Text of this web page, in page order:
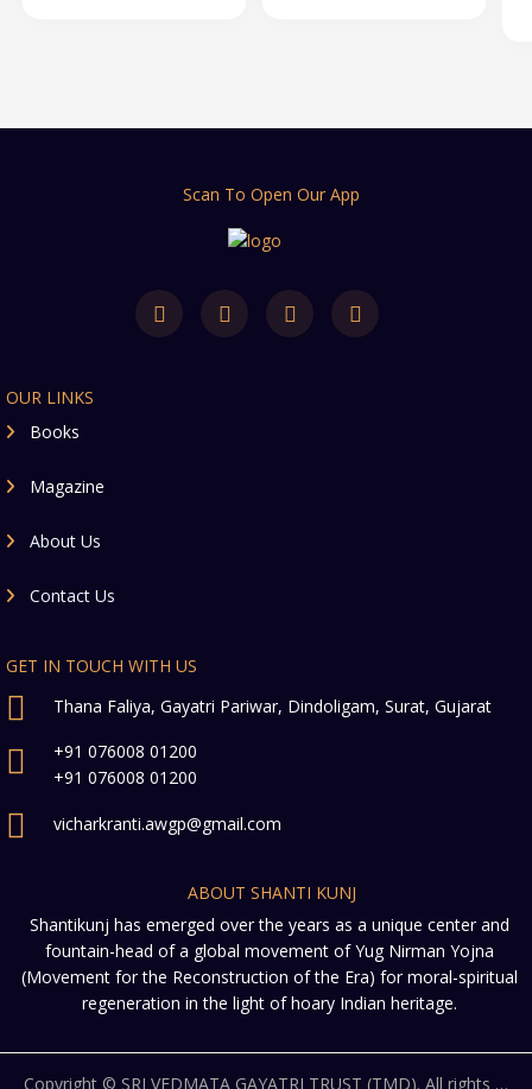
Scan To Open Our App
OUR LINKS
Books
Magazine
About Us
Contact Us
GET IN TOUCH WITH US
Thana Faliya, Gayatri Pariwar, Dindoligam, Surat, Gujarat
+91 076008 01200
+91 076008 01200
vicharkranti.awgp@gmail.com
ABOUT SHANTI KUNJ
Shantikunj has emerged over the years as a unique center and
fountain-head of a global movement of Yug Nirman Yojna
(Movement for the Reconstruction of the Era) for moral-spiritual
regeneration in the light of hoary Indian heritage.
Copyright © SRI VEDMATA GAYATRI TRUST (TMD). All rights reserved. | Design by IT Cell Shantikunj